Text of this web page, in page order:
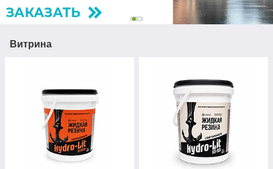
Витрина